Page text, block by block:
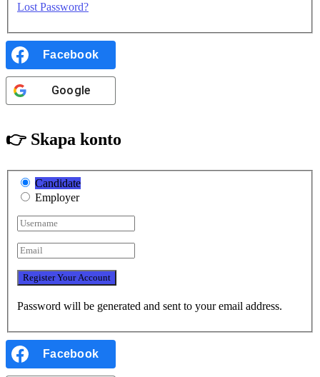
Lost Password?
Facebook
Google
👉 Skapa konto
Candidate
Employer
Password will be generated and sent to your email address.
Facebook